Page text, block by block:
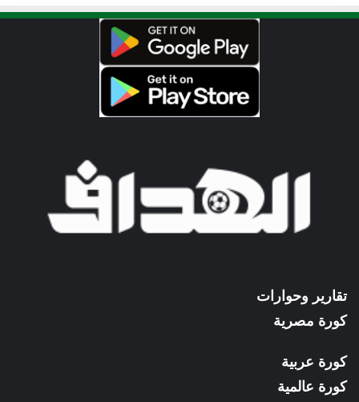
تقارير وحوارات
كورة مصرية
كورة عربية
كورة عالمية